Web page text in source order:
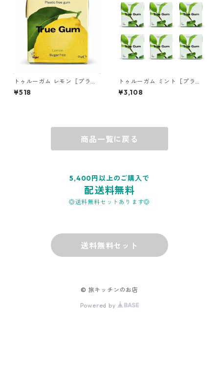
トゥルーガム レモン［プラス
チックフリー＆プラントベー
ス チューインガム］ 1個
¥518
トゥルーガム ミント［プラス
チックフリー＆プラントベー
ス チューインガム］ 6個
¥3,108
商品一覧に戻る
5,400円以上のご購入で
配送料無料
◎送料無料セットあります◎
送料無料セット
© 旅キッチンのお店
Powered by